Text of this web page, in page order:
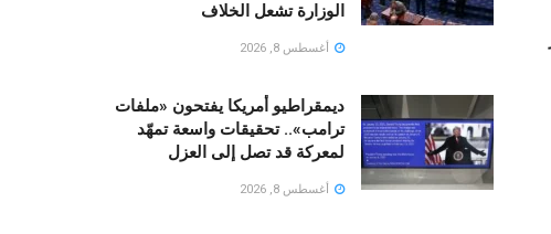
الوزارة تشعل الخلاف
أغسطس 8, 2026
ديمقراطيو أمريكا يفتحون «ملفات
ترامب».. تحقيقات واسعة تمهّد
لمعركة قد تصل إلى العزل
أغسطس 8, 2026